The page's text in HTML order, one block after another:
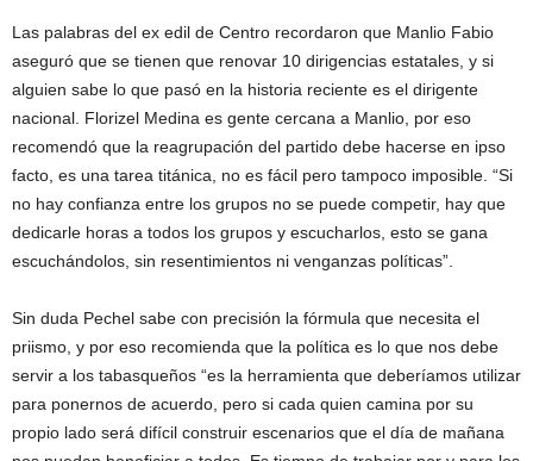
Las palabras del ex edil de Centro recordaron que Manlio Fabio
aseguró que se tienen que renovar 10 dirigencias estatales, y si
alguien sabe lo que pasó en la historia reciente es el dirigente
nacional. Florizel Medina es gente cercana a Manlio, por eso
recomendó que la reagrupación del partido debe hacerse en ipso
facto, es una tarea titánica, no es fácil pero tampoco imposible. “Si
no hay confianza entre los grupos no se puede competir, hay que
dedicarle horas a todos los grupos y escucharlos, esto se gana
escuchándolos, sin resentimientos ni venganzas políticas”.
Sin duda Pechel sabe con precisión la fórmula que necesita el
priismo, y por eso recomienda que la política es lo que nos debe
servir a los tabasqueños “es la herramienta que deberíamos utilizar
para ponernos de acuerdo, pero si cada quien camina por su
propio lado será difícil construir escenarios que el día de mañana